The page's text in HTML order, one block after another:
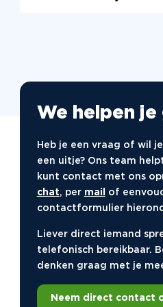
uitje plannen.
We helpen je
Heb je een vraag of wil
een uitje? Ons team
kunt contact met ons
chat, per mail
of
contactformulier
Liever direct iemand
telefonisch bereikbaar.
denken graag met je
Neem direct contact